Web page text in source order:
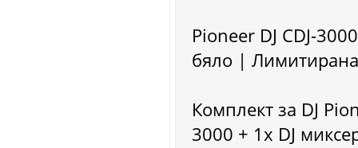
Pioneer DJ CDJ-
бяло |
Комплект за DJ
3000 + 1x DJ